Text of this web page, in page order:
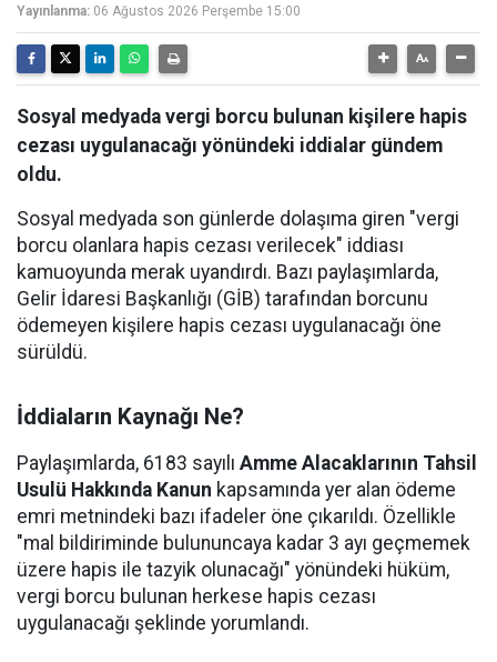
Yayınlanma: 06 Ağustos 2026 Perşembe 15:00
Sosyal medyada vergi borcu bulunan kişilere hapis
cezası uygulanacağı yönündeki iddialar gündem
oldu.
Sosyal medyada son günlerde dolaşıma giren "vergi
borcu olanlara hapis cezası verilecek" iddiası
kamuoyunda merak uyandırdı. Bazı paylaşımlarda,
Gelir İdaresi Başkanlığı (GİB) tarafından borcunu
ödemeyen kişilere hapis cezası uygulanacağı öne
sürüldü.
İddiaların Kaynağı Ne?
Paylaşımlarda, 6183 sayılı Amme Alacaklarının Tahsil
Usulü Hakkında Kanun kapsamında yer alan ödeme
emri metnindeki bazı ifadeler öne çıkarıldı. Özellikle
"mal bildiriminde bulununcaya kadar 3 ayı geçmemek
üzere hapis ile tazyik olunacağı" yönündeki hüküm,
vergi borcu bulunan herkese hapis cezası
uygulanacağı şeklinde yorumlandı.